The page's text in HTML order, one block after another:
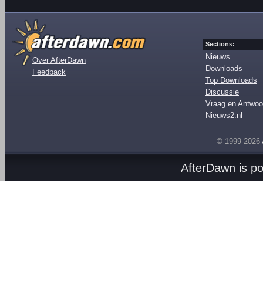
Over AfterDawn
Feedback
Sections:
Nieuws
Downloads
Top Downloads
Discussie
Vraag en
Nieuws2.nl
© 1999-2026
AfterDawn is